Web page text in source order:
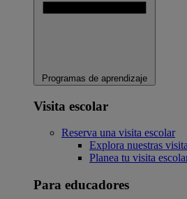
Programas de aprendizaje
Visita escolar
Reserva una visita escolar
Explora nuestras
Planea tu visita
Para educadores